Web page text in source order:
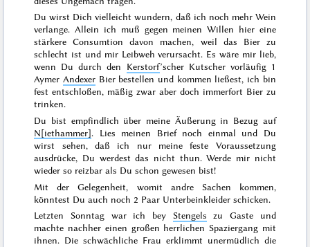
Du wirst Dich vielleicht wundern, daß ich noch mehr Wein
verlange. Allein ich muß gegen meinen Willen hier eine
stärkere Consumtion davon machen, weil das Bier zu
schlecht ist und mir Leibweh verursacht. Es wäre mir lieb,
wenn Du durch den Kerstorf’scher Kutscher vorläufig 1
Aymer AndexerBier bestellen und kommen ließest, ich bin
fest entschloßen, mäßig zwar aber doch immerfort Bier zu
trinken.
Du bist empfindlich über meine Äußerung in Bezug auf
N[iethammer]. Lies meinen Brief noch einmal und Du
wirst sehen, daß ich nur meine feste Voraussetzung
ausdrücke, Du werdest das nicht thun. Werde mir nicht
wieder so reizbar als Du schon gewesen bist!
Mit der Gelegenheit, womit andre Sachen kommen,
könntest Du auch noch 2 Paar Unterbeinkleider schicken.
Letzten Sonntagwar ich bey Stengels zu Gaste und
machte nachher einen großen herrlichen Spaziergang mit
ihnen. Die schwächliche Frau erklimmt unermüdlich die